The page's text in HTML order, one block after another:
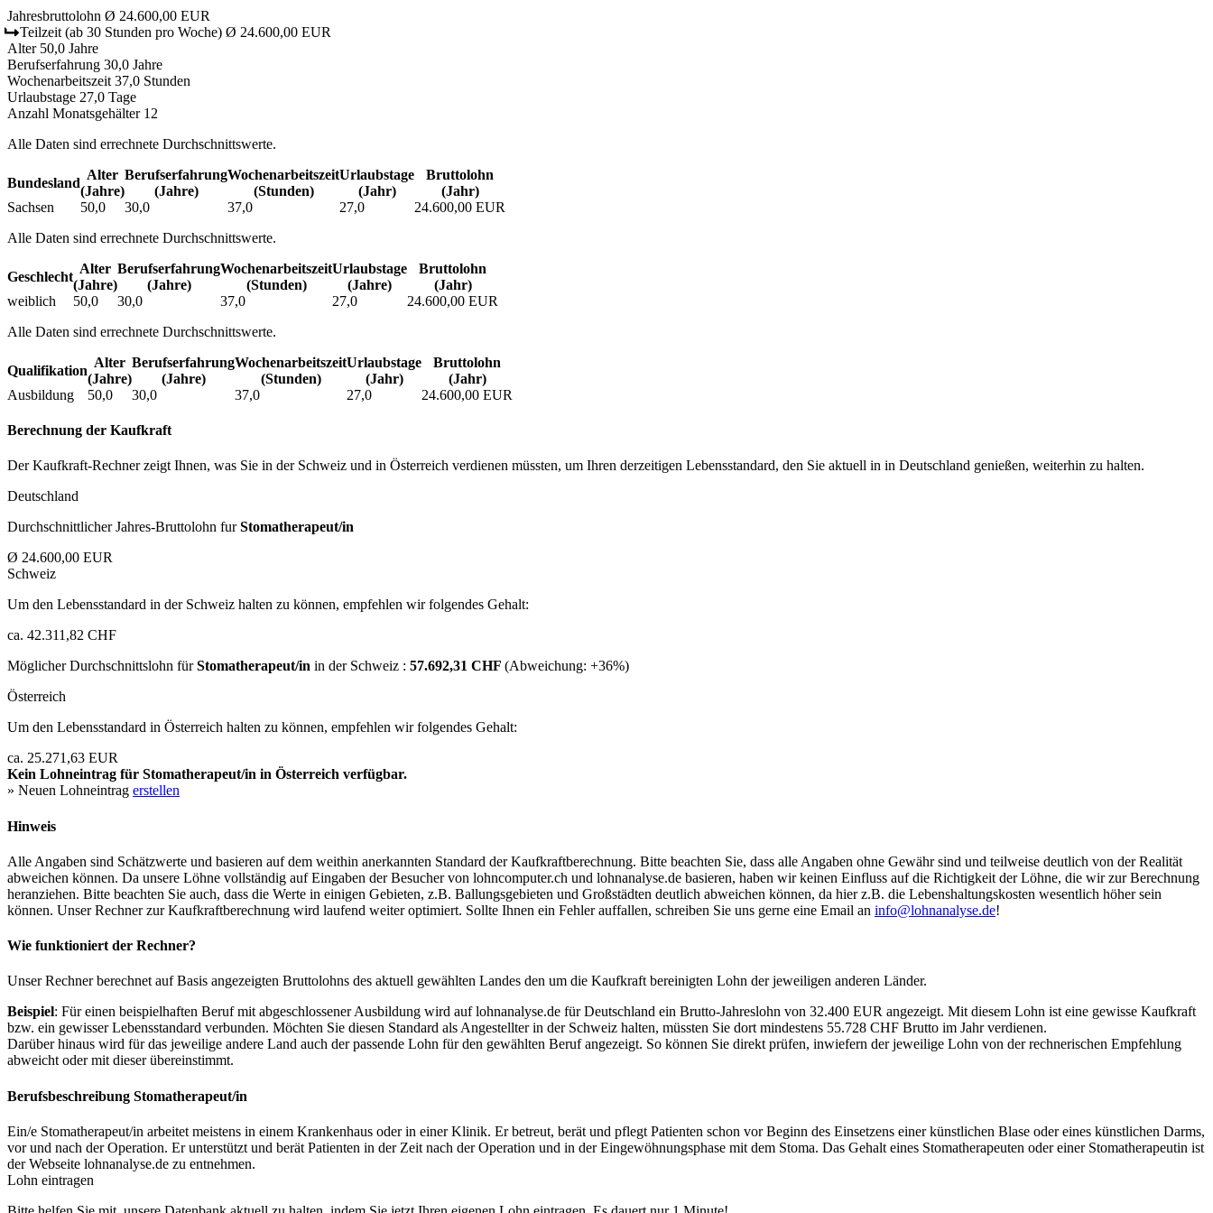
Jahresbruttolohn Ø 24.600,00 EUR
Teilzeit (ab 30 Stunden pro Woche) Ø 24.600,00 EUR
Alter 50,0 Jahre
Berufserfahrung 30,0 Jahre
Wochenarbeitszeit 37,0 Stunden
Urlaubstage 27,0 Tage
Anzahl Monatsgehälter 12
Alle Daten sind errechnete Durchschnittswerte.
Bundesland
Alter
(Jahre)
Berufs­erfahrung
(Jahre)
Wochen­arbeitszeit
(Stunden)
Urlaubs­tage
(Jahr)
Bruttolohn
(Jahr)
Sachsen
50,0 30,0 37,0 27,0
24.600,00 EUR
Alle Daten sind errechnete Durchschnittswerte.
Geschlecht
Alter
(Jahre)
Berufs­erfahrung
(Jahre)
Wochen­arbeitszeit
(Stunden)
Urlaubs­tage
(Jahre)
Bruttolohn
(Jahr)
weiblich
50,0 30,0 37,0 27,0
24.600,00 EUR
Alle Daten sind errechnete Durchschnittswerte.
Qualifikation
Alter
(Jahre)
Berufs­erfahrung
(Jahre)
Wochen­arbeitszeit
(Stunden)
Urlaubs­tage
(Jahr)
Bruttolohn
(Jahr)
Ausbildung
50,0 30,0 37,0 27,0 24.600,00 EUR
Berechnung der Kaufkraft
Der Kaufkraft-Rechner zeigt Ihnen, was Sie in der Schweiz und in Österreich verdienen müssten, um Ihren derzeitigen Lebensstandard, den Sie aktuell in in Deutschland genießen, weiterhin zu halten.
Deutschland
Durchschnittlicher Jahres-Bruttolohn furStomatherapeut/in
Ø 24.600,00 EUR
Schweiz
Um den Lebensstandard in der Schweiz halten zu können, empfehlen wir folgendes Gehalt:
ca. 42.311,82 CHF
Möglicher Durchschnittslohn fürStomatherapeut/in in der Schweiz : 57.692,31 CHF (Abweichung: +36%)
Österreich
Um den Lebensstandard in Österreich halten zu können, empfehlen wir folgendes Gehalt:
ca. 25.271,63 EUR
Kein Lohneintrag für Stomatherapeut/in in Österreich verfügbar.
» Neuen Lohneintrag erstellen
Hinweis
Alle Angaben sind Schätzwerte und basieren auf dem weithin anerkannten Standard der Kaufkraftberechnung. Bitte beachten Sie, dass alle Angaben ohne Gewähr sind und teilweise deutlich von der Realität
abweichen können. Da unsere Löhne vollständig auf Eingaben der Besucher von lohncomputer.ch und lohnanalyse.de basieren, haben wir keinen Einfluss auf die Richtigkeit der Löhne, die wir zur Berechnung
heranziehen. Bitte beachten Sie auch, dass die Werte in einigen Gebieten, z.B. Ballungsgebieten und Großstädten deutlich abweichen können, da hier z.B. die Lebenshaltungskosten wesentlich höher sein
können. Unser Rechner zur Kaufkraftberechnung wird laufend weiter optimiert. Sollte Ihnen ein Fehler auffallen, schreiben Sie uns gerne eine Email an info@lohnanalyse.de!
Wie funktioniert der Rechner?
Unser Rechner berechnet auf Basis angezeigten Bruttolohns des aktuell gewählten Landes den um die Kaufkraft bereinigten Lohn der jeweiligen anderen Länder.
Beispiel: Für einen beispielhaften Beruf mit abgeschlossener Ausbildung wird auf lohnanalyse.de für Deutschland ein Brutto-Jahreslohn von 32.400 EUR angezeigt. Mit diesem Lohn ist eine gewisse Kaufkraft
bzw. ein gewisser Lebensstandard verbunden. Möchten Sie diesen Standard als Angestellter in der Schweiz halten, müssten Sie dort mindestens 55.728 CHF Brutto im Jahr verdienen.
Darüber hinaus wird für das jeweilige andere Land auch der passende Lohn für den gewählten Beruf angezeigt. So können Sie direkt prüfen, inwiefern der jeweilige Lohn von der rechnerischen Empfehlung
abweicht oder mit dieser übereinstimmt.
Berufsbeschreibung Stomatherapeut/in
Ein/e Stomatherapeut/in arbeitet meistens in einem Krankenhaus oder in einer Klinik. Er betreut, berät und pflegt Patienten schon vor Beginn des Einsetzens einer künstlichen Blase oder eines künstlichen Darms,
vor und nach der Operation. Er unterstützt und berät Patienten in der Zeit nach der Operation und in der Eingewöhnungsphase mit dem Stoma. Das Gehalt eines Stomatherapeuten oder einer Stomatherapeutin ist
der Webseite lohnanalyse.de zu entnehmen.
Lohn eintragen